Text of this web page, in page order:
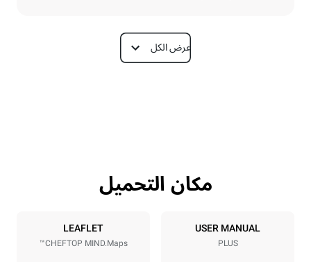
الأبعاد
مواصفات الصواني
5
GN 1/1
Distance between trays
عرض الكل
مكان التحميل
USER MANUAL
PLUS
LEAFLET
CHEFTOP MIND.Maps™